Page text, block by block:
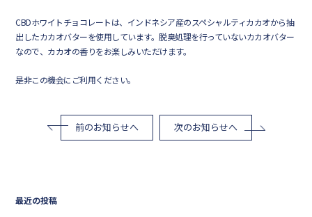
CBDホワイトチョコレートは、インドネシア産のスペシャルティカカオから抽
出したカカオバターを使用しています。脱臭処理を行っていないカカオバター
なので、カカオの香りをお楽しみいただけます。
是非この機会にご利用ください。
前のお知らせへ 次のお知らせへ
最近の投稿